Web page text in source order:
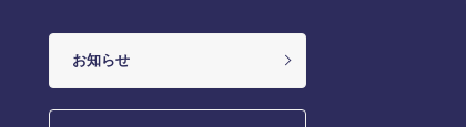
お知らせ